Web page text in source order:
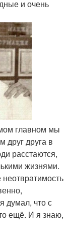
и очень
главном мы
друг друга в
расстаются,
жизнями.
думал, что с
ещё. И я знаю,